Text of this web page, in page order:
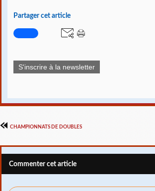
Partager cet article
S'inscrire à la newsletter
CHAMPIONNATS DE DOUBLES
Commenter cet article